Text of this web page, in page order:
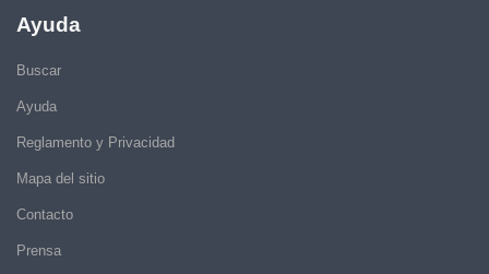
Ayuda
Buscar
Ayuda
Reglamento y Privacidad
Mapa del sitio
Contacto
Prensa